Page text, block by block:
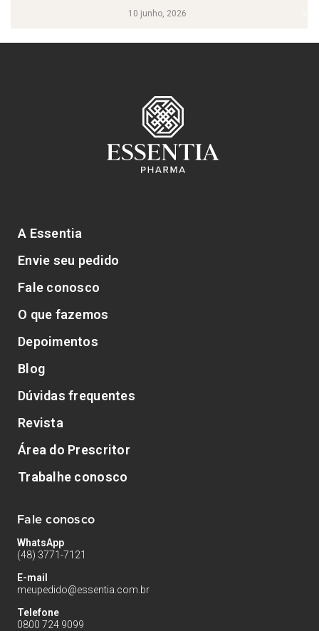
10 junho, 2026
A Essentia
Envie seu pedido
Fale conosco
O que fazemos
Depoimentos
Blog
Dúvidas frequentes
Revista
Área do Prescritor
Trabalhe conosco
Fale conosco
WhatsApp
(48) 3771-7121
E-mail
meupedido@essentia.com.br
Telefone
0800 724 9099